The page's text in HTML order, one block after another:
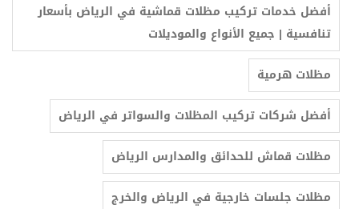
أفضل خدمات تركيب مظلات قماشية في الرياض بأسعار
تنافسية | جميع الأنواع والموديلات
مظلات هرمية
أفضل شركات تركيب المظلات والسواتر في الرياض
مظلات قماش للحدائق والمدارس الرياض
مظلات جلسات خارجية في الرياض والخرج